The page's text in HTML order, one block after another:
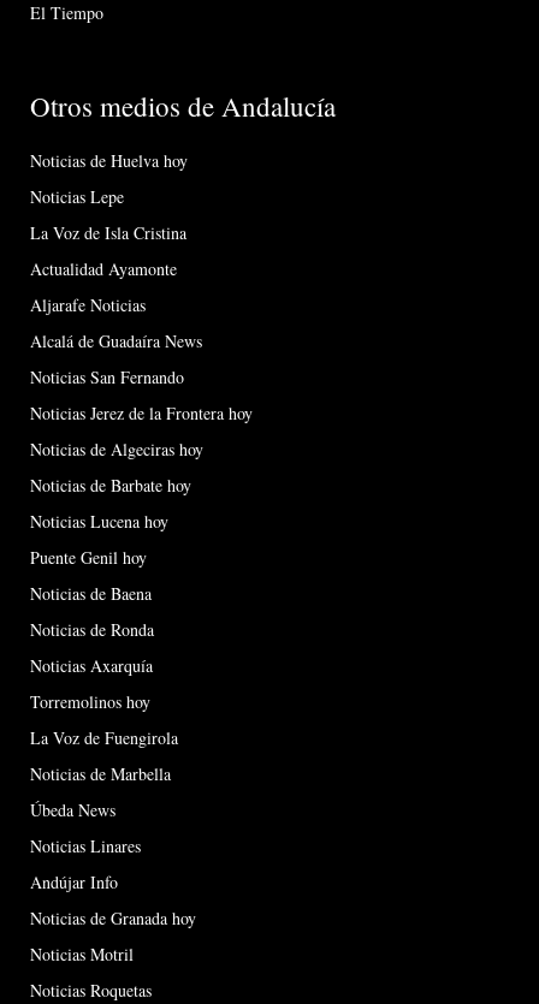
El Tiempo
Otros medios de Andalucía
Noticias de Huelva hoy
Noticias Lepe
La Voz de Isla Cristina
Actualidad Ayamonte
Aljarafe Noticias
Alcalá de Guadaíra News
Noticias San Fernando
Noticias Jerez de la Frontera hoy
Noticias de Algeciras hoy
Noticias de Barbate hoy
Noticias Lucena hoy
Puente Genil hoy
Noticias de Baena
Noticias de Ronda
Noticias Axarquía
Torremolinos hoy
La Voz de Fuengirola
Noticias de Marbella
Úbeda News
Noticias Linares
Andújar Info
Noticias de Granada hoy
Noticias Motril
Noticias Roquetas